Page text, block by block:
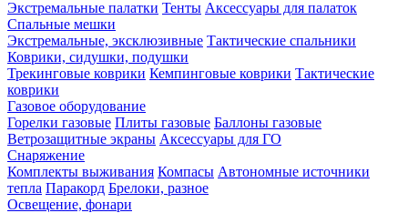
Экстремальные палатки Тенты Аксессуары для палаток
Спальные мешки
Экстремальные, эксклюзивные Тактические спальники
Коврики, сидушки, подушки
Трекинговые коврики Кемпинговые коврики Тактические
коврики
Газовое оборудование
Горелки газовые Плиты газовые Баллоны газовые
Ветрозащитные экраны Аксессуары для ГО
Снаряжение
Комплекты выживания Компасы Автономные источники
тепла Паракорд Брелоки, разное
Освещение, фонари